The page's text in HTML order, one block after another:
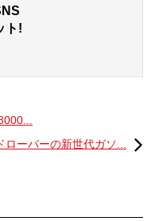
ト!
ーバーの新世代ガソ...